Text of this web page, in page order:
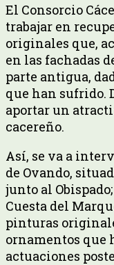
El Consorcio
trabajar en
originales que,
en las fachadas
parte antigua,
que han sufrido.
aportar un
cacereño.
Así, se va a
de Ovando,
junto al
Cuesta del
pinturas
ornamentos que
actuaciones